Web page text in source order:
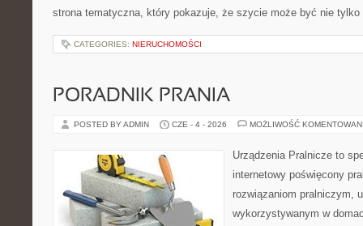
strona tematyczna, który pokazuje, że szycie może być nie
CATEGORIES: NIERUCHOMOŚCI
PORADNIK PRANIA
POSTED BY ADMIN CZE - 4 - 2026 MOŻLIWOŚĆ
Urządzenia Pralnicze to
internetowy poświęcony
rozwiązaniom pralniczym,
wykorzystywanym w